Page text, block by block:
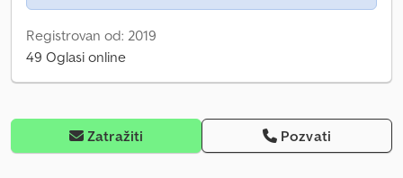
Registrovan od: 2019
49 Oglasi online
Zatražiti Pozvati